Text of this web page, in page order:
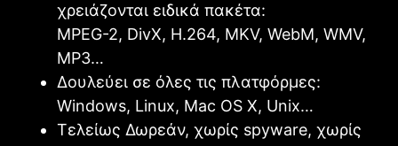
χρειάζονται ειδικά πακέτα:
MPEG-2, DivX, H.264, MKV, WebM, WMV,
MP3…
Δουλεύει σε όλες τις πλατφόρμες:
Windows, Linux, Mac OS X, Unix…
Τελείως Δωρεάν, χωρίς spyware, χωρίς